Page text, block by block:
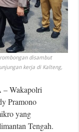
disambut
kerja di Kalteng,
Wakapolri
Pramono
yang
Tengah.